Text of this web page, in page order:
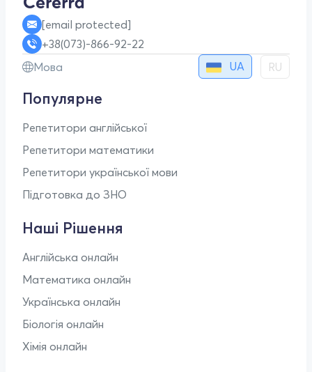
[email protected]
+38(073)-866-92-22
Мова
UA RU
Популярне
Репетитори англійської
Репетитори математики
Репетитори української мови
Підготовка до ЗНО
Наші Рішення
Англійська онлайн
Математика онлайн
Українська онлайн
Біологія онлайн
Хімія онлайн